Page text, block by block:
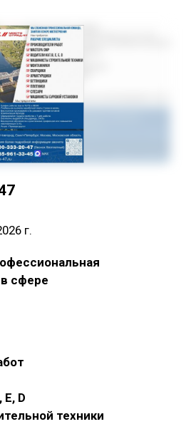
г.
сфере
D
техники